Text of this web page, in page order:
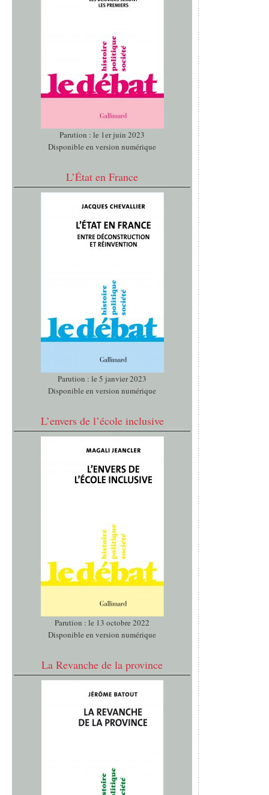
Parution : le 1er juin 2023
Disponible en version numérique
L’État en France
Parution : le 5 janvier 2023
Disponible en version numérique
L’envers de l’école inclusive
Parution : le 13 octobre 2022
Disponible en version numérique
La Revanche de la province